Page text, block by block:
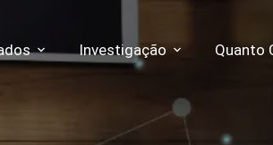
Investigação Quanto